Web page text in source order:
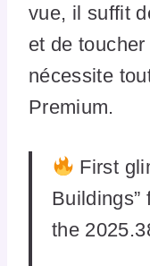
vue, il suffit
et de
nécessite
Premium.
First
Buildings”
the